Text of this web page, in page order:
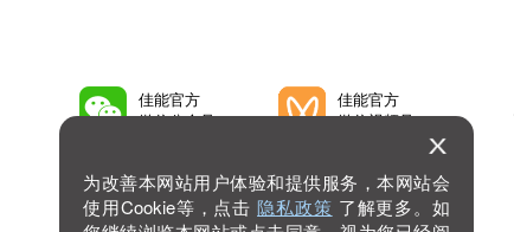
为改善本网站用户体验和提供服务，本网站会
使用Cookie等，点击 隐私政策 了解更多。如
佳能官方
微信公众号
佳能官方
微信视频号
佳能官方
微博号
佳能官方
抖音号